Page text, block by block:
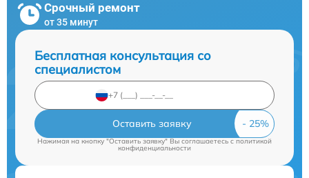
Срочный ремонт
от 35 минут
Бесплатная консультация со
специалистом
Оставить заявку
Нажимая на кнопку "Оставить заявку" Вы соглашаетесь cполитикой
конфиденциальности